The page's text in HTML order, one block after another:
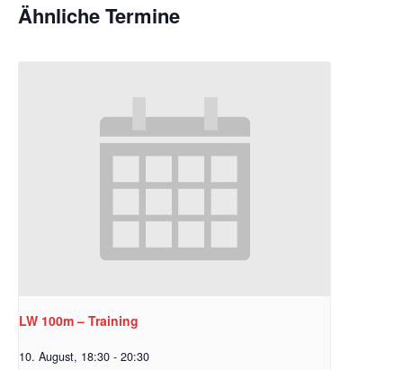
Ähnliche Termine
LW 100m – Training
10. August, 18:30 - 20:30